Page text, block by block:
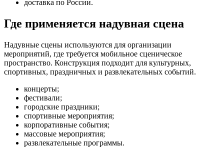
доставка по России.
Где применяется надувная сцена
Надувные сцены используются для организации
мероприятий, где требуется мобильное сценическое
пространство. Конструкция подходит для культурных,
спортивных, праздничных и развлекательных событий.
концерты;
фестивали;
городские праздники;
спортивные мероприятия;
корпоративные события;
массовые мероприятия;
развлекательные программы.